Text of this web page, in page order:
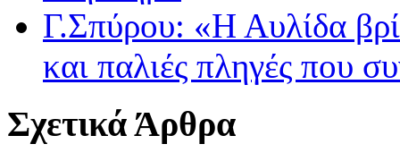
Γ.Σπύρου: «Η Αυλίδα
και παλιές πληγές που
Σχετικά Άρθρα